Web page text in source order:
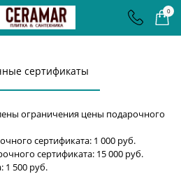
0
сертификаты
ограничения цены подарочного
сертификата: 1 000 руб.
сертификата: 15 000 руб.
1 500 руб.